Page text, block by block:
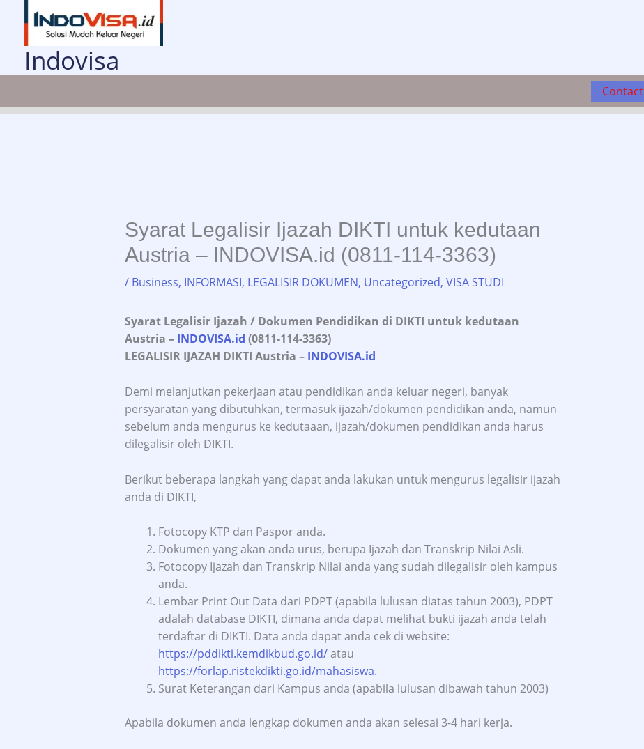
konten
Indovisa
Contact
Syarat Legalisir Ijazah DIKTI untuk kedutaan
Austria – INDOVISA.id (0811-114-3363)
/ Business, INFORMASI, LEGALISIR DOKUMEN, Uncategorized, VISA STUDI
Syarat Legalisir Ijazah / Dokumen Pendidikan di DIKTI untuk kedutaan
Austria – INDOVISA.id (0811-114-3363)
LEGALISIR IJAZAH DIKTI Austria – INDOVISA.id
Demi melanjutkan pekerjaan atau pendidikan anda keluar negeri, banyak
persyaratan yang dibutuhkan, termasuk ijazah/dokumen pendidikan anda, namun
sebelum anda mengurus ke kedutaaan, ijazah/dokumen pendidikan anda harus
dilegalisir oleh DIKTI.
Berikut beberapa langkah yang dapat anda lakukan untuk mengurus legalisir ijazah
anda di DIKTI,
Fotocopy KTP dan Paspor anda.
Dokumen yang akan anda urus, berupa Ijazah dan Transkrip Nilai Asli.
Fotocopy Ijazah dan Transkrip Nilai anda yang sudah dilegalisir oleh kampus
anda.
Lembar Print Out Data dari PDPT (apabila lulusan diatas tahun 2003), PDPT
adalah database DIKTI, dimana anda dapat melihat bukti ijazah anda telah
terdaftar di DIKTI. Data anda dapat anda cek di website:
https://pddikti.kemdikbud.go.id/atau
https://forlap.ristekdikti.go.id/mahasiswa.
Surat Keterangan dari Kampus anda (apabila lulusan dibawah tahun 2003)
Apabila dokumen anda lengkap dokumen anda akan selesai 3-4 hari kerja.